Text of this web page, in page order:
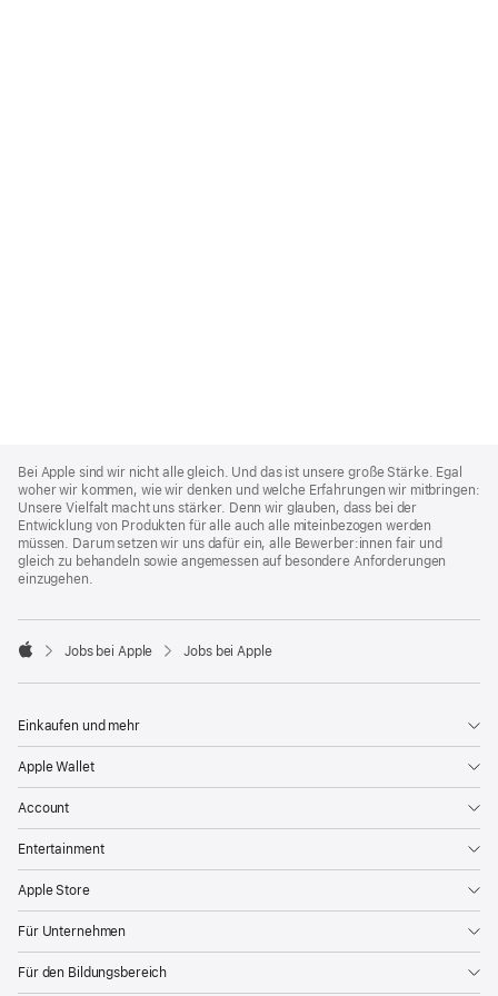
Footer
Bei Apple sind wir nicht alle gleich. Und das ist unsere große Stärke. Egal
woher wir kommen, wie wir denken und welche Erfahrungen wir mitbringen:
Unsere Vielfalt macht uns stärker. Denn wir glauben, dass bei der
Entwicklung von Produkten für alle auch alle miteinbezogen werden
müssen. Darum setzen wir uns dafür ein, alle Bewerber:innen fair und
gleich zu behandeln sowie angemessen auf besondere Anforderungen
einzugehen.

Jobs bei Apple Jobs bei Apple
Einkaufen und mehr
Apple Wallet
Account
Entertainment
Apple Store
Für Unternehmen
Für den Bildungsbereich